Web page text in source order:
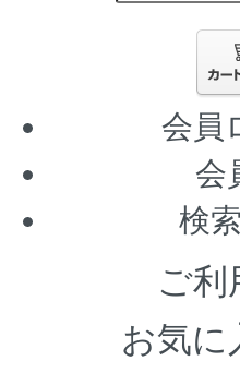
会員
会
検
ご利
お気に